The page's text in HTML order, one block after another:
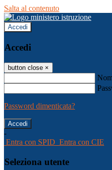
Salta al contenuto
Accedi
Accedi
button close ×
Password dimenticata?
-
Entra con SPID Entra con CIE
Seleziona utente